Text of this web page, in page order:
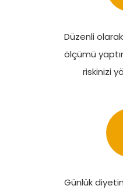
Düzenli
ölçümü
riskinizi
Günlük